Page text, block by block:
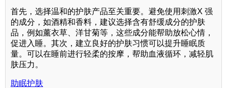
首先，选择温和的护肤产品至关重要。避免使用刺激X 强
的成分，如酒精和香料，建议选择含有舒缓成分的护肤
品，例如薰衣草、洋甘菊等，这些成分能帮助放松心情，
促进入睡。其次，建立良好的护肤习惯可以提升睡眠质
量。可以在睡前进行轻柔的按摩，帮助血液循环，减轻肌
肤压力。
助眠护肤